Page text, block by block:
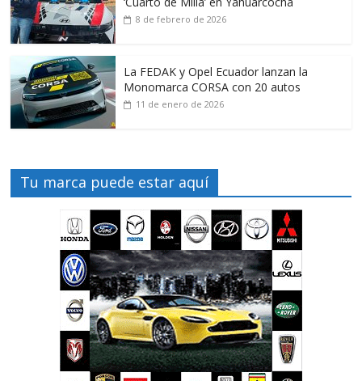
8 de febrero de 2026
La FEDAK y Opel Ecuador lanzan la
Monomarca CORSA con 20 autos
11 de enero de 2026
Tu marca puede estar aquí